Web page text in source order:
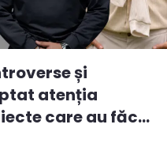
și
atenția
care au făc...